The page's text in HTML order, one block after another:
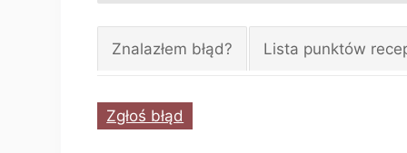
Znalazłem błąd? Lista punktów
Zgłoś błąd